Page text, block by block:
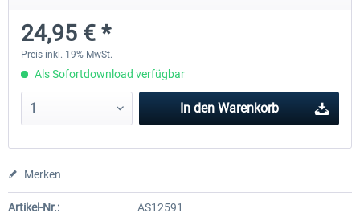
52,33 € *
24,95 € *
Preis inkl. 19% MwSt.
Als Sofortdownload verfügbar
In den Warenkorb
Merken
Artikel-Nr.:
AS12591